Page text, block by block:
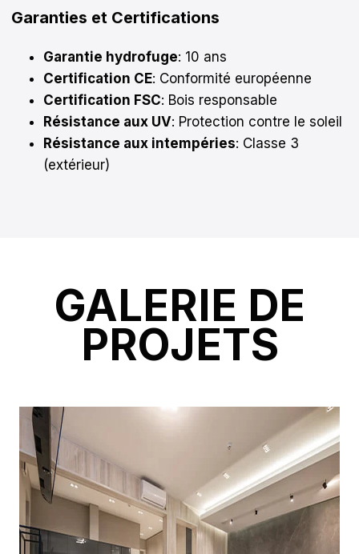
Garanties et Certifications
Garantie hydrofuge: 10 ans
Certification CE: Conformité européenne
Certification FSC: Bois responsable
Résistance aux UV: Protection contre le soleil
Résistance aux intempéries: Classe 3
(extérieur)
GALERIE DE
PROJETS